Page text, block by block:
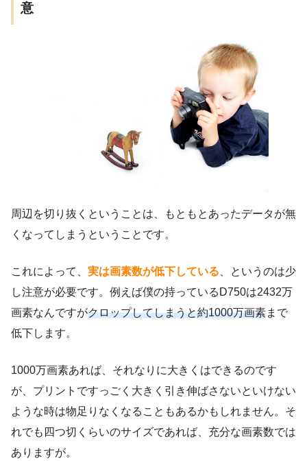
意
周辺を切り抜くということは、もともとあったデータが無
くなってしまうということです。
これによって、 実は画素数が低下している 、というのは少
し注意が必要です。例えば僕の持っているD750は2432万
画素なんですがクロップしてしまうと約1000万画素まで
低下します。
1000万画素あれば、それなりに大きくはできるのです
が、プリントですっごく大きく引き伸ばさないといけない
ような時は物足りなくなることもあるかもしれません。そ
れでも四つ切くらいのサイズであれば、充分な画素数では
ありますが。